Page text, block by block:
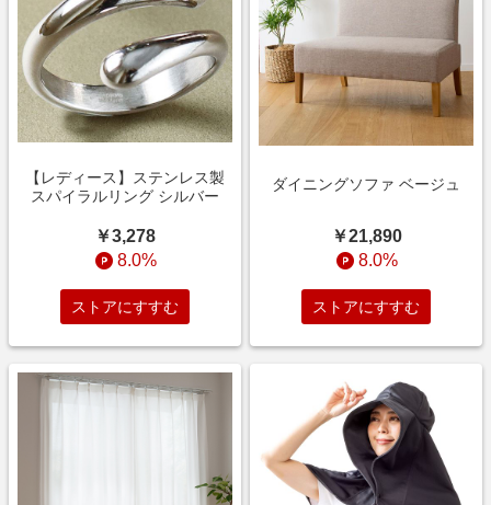
【レディース】ステンレス製
スパイラルリング シルバー
￥3,278
8.0%
ストアにすすむ
ダイニングソファ ベージュ
￥21,890
8.0%
ストアにすすむ